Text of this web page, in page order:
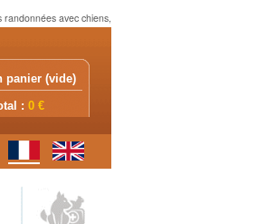
avec chiens,
panier (vide)
: 0 €